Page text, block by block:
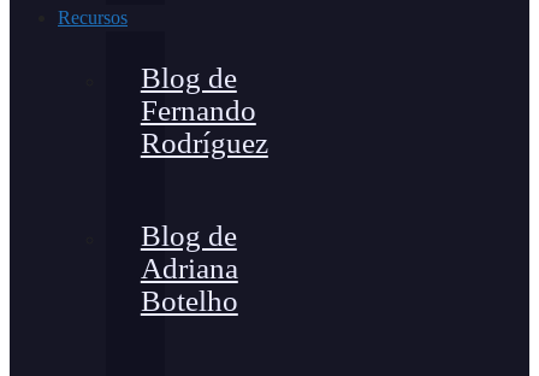
Recursos
Blog de
Fernando
Rodríguez
Blog de
Adriana
Botelho